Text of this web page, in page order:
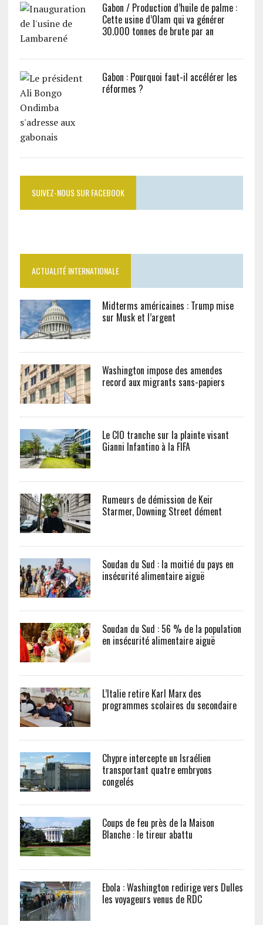
Gabon / Production d’huile de palme :
Cette usine d’Olam qui va générer
30.000 tonnes de brute par an
Gabon : Pourquoi faut-il accélérer les
réformes ?
SUIVEZ-NOUS SUR FACEBOOK
ACTUALITÉ INTERNATIONALE
Midterms américaines : Trump mise
sur Musk et l’argent
Washington impose des amendes
record aux migrants sans-papiers
Le CIO tranche sur la plainte visant
Gianni Infantino à la FIFA
Rumeurs de démission de Keir
Starmer, Downing Street dément
Soudan du Sud : la moitié du pays en
insécurité alimentaire aiguë
Soudan du Sud : 56 % de la population
en insécurité alimentaire aiguë
L’Italie retire Karl Marx des
programmes scolaires du secondaire
Chypre intercepte un Israélien
transportant quatre embryons
congelés
Coups de feu près de la Maison
Blanche : le tireur abattu
Ebola : Washington redirige vers Dulles
les voyageurs venus de RDC